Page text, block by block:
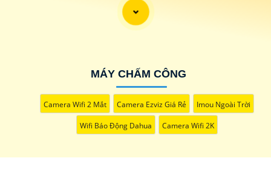
MÁY CHẤM CÔNG
Camera Wifi 2 Mắt Camera Ezviz Giá Rẻ Imou Ngoài Trời
Wifi Báo Động Dahua Camera Wifi 2K